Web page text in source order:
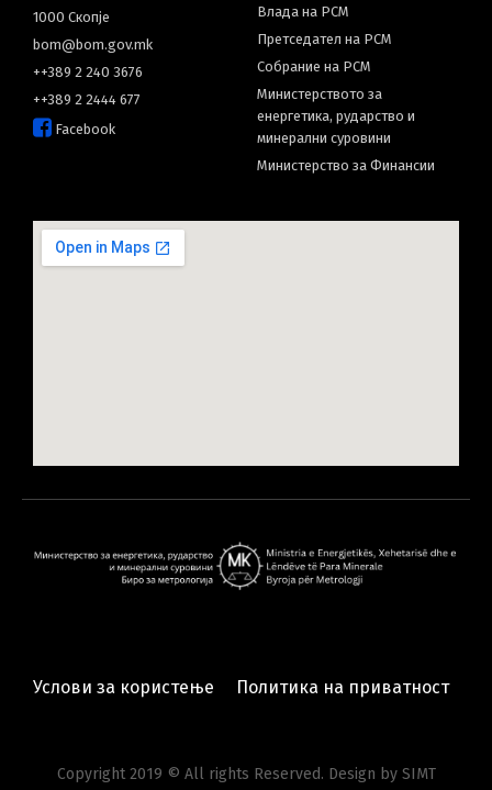
1000 Скопје
bom@bom.gov.mk
++389 2 240 3676
++389 2 2444 677
Facebook
Влада на РСМ
Претседател на РСМ
Собрание на РСМ
Министерството за
енергетика, рударство и
минерални суровини
Министерство за Финансии
Услови за користење Политика на приватност
Copyright 2019 © All rights Reserved. Design by SIMT